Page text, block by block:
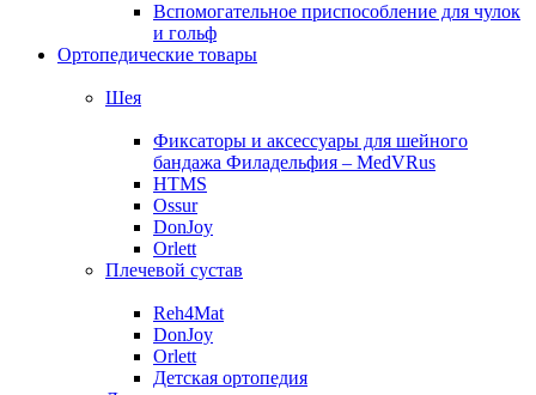
Вспомогательное приспособление для чулок
и гольф
Ортопедические товары
Шея
Фиксаторы и аксессуары для шейного
бандажа Филадельфия – MedVRus
HTMS
Ossur
DonJoy
Orlett
Плечевой сустав
Reh4Mat
DonJoy
Orlett
Детская ортопедия